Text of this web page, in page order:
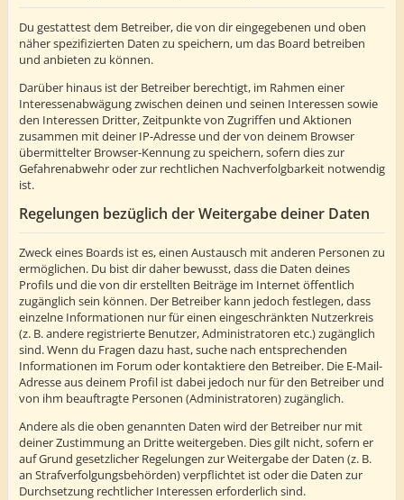
Du gestattest dem Betreiber, die von dir eingegebenen und oben
näher spezifizierten Daten zu speichern, um das Board betreiben
und anbieten zu können.
Darüber hinaus ist der Betreiber berechtigt, im Rahmen einer
Interessenabwägung zwischen deinen und seinen Interessen sowie
den Interessen Dritter, Zeitpunkte von Zugriffen und Aktionen
zusammen mit deiner IP-Adresse und der von deinem Browser
übermittelter Browser-Kennung zu speichern, sofern dies zur
Gefahrenabwehr oder zur rechtlichen Nachverfolgbarkeit notwendig
ist.
Regelungen bezüglich der Weitergabe deiner Daten
Zweck eines Boards ist es, einen Austausch mit anderen Personen zu
ermöglichen. Du bist dir daher bewusst, dass die Daten deines
Profils und die von dir erstellten Beiträge im Internet öffentlich
zugänglich sein können. Der Betreiber kann jedoch festlegen, dass
einzelne Informationen nur für einen eingeschränkten Nutzerkreis
(z. B. andere registrierte Benutzer, Administratoren etc.) zugänglich
sind. Wenn du Fragen dazu hast, suche nach entsprechenden
Informationen im Forum oder kontaktiere den Betreiber. Die E-Mail-
Adresse aus deinem Profil ist dabei jedoch nur für den Betreiber und
von ihm beauftragte Personen (Administratoren) zugänglich.
Andere als die oben genannten Daten wird der Betreiber nur mit
deiner Zustimmung an Dritte weitergeben. Dies gilt nicht, sofern er
auf Grund gesetzlicher Regelungen zur Weitergabe der Daten (z. B.
an Strafverfolgungsbehörden) verpflichtet ist oder die Daten zur
Durchsetzung rechtlicher Interessen erforderlich sind.